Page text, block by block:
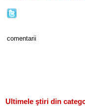
comentarii
Ultimele ştiri din